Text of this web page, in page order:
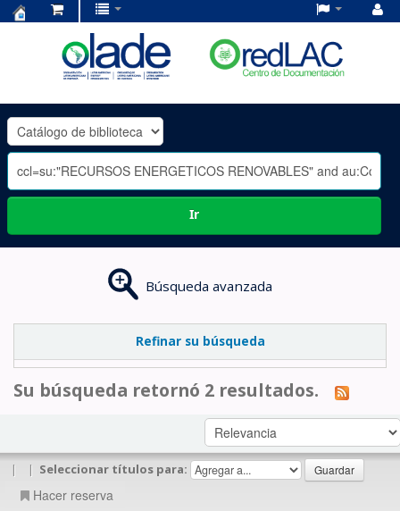
OLADE
-
Ir
Búsqueda avanzada
Refinar su búsqueda
Su búsqueda retornó 2 resultados.
| | Seleccionar títulos para:
Hacer reserva